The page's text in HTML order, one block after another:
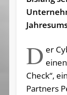
D er
Check“,
Partners